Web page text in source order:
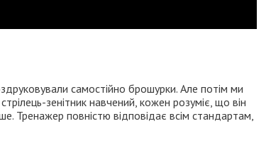
самостійно брошурки. Але потім ми
зенітник навчений, кожен розуміє, що він
Тренажер повністю відповідає всім стандартам,